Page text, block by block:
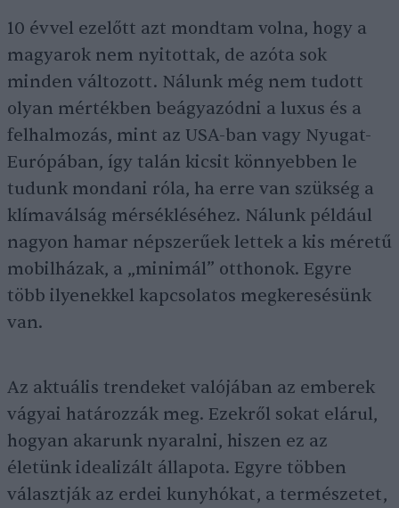
10 évvel ezelőtt azt mondtam volna, hogy a
magyarok nem nyitottak, de azóta sok
minden változott. Nálunk még nem tudott
olyan mértékben beágyazódni a luxus és a
felhalmozás, mint az USA-ban vagy Nyugat-
Európában, így talán kicsit könnyebben le
tudunk mondani róla, ha erre van szükség a
klímaválság mérsékléséhez. Nálunk például
nagyon hamar népszerűek lettek a kis méretű
mobilházak, a „minimál” otthonok. Egyre
több ilyenekkel kapcsolatos megkeresésünk
van.
Az aktuális trendeket valójában az emberek
vágyai határozzák meg. Ezekről sokat elárul,
hogyan akarunk nyaralni, hiszen ez az
életünk idealizált állapota. Egyre többen
választják az erdei kunyhókat, a természetet,